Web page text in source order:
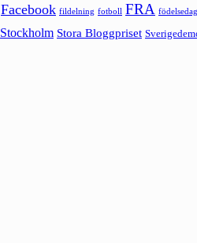
Facebook fildelning fotboll FRA födelsedag
Stockholm Stora Bloggpriset